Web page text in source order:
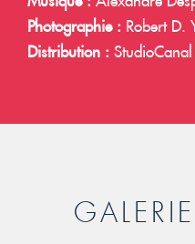
Photographie : Robert D.
Distribution : StudioCanal